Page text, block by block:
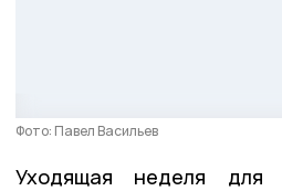
Фото: Павел Васильев
Уходящая неделя для